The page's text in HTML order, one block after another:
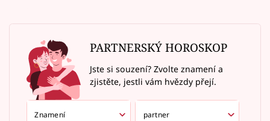
PARTNERSKÝ HOROSKOP
Jste si souzení? Zvolte znamení a
zjistěte, jestli vám hvězdy přejí.